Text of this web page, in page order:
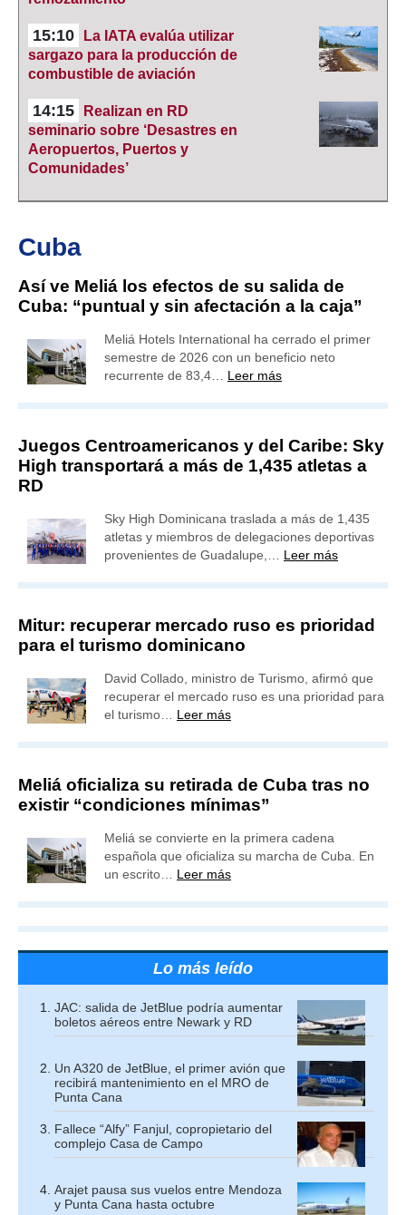
15:10
La IATA evalúa utilizar
sargazo para la producción de
combustible de aviación
14:15
Realizan en RD
seminario sobre ‘Desastres en
Aeropuertos, Puertos y
Comunidades’
Cuba
Así ve Meliá los efectos de su salida de
Cuba: “puntual y sin afectación a la caja”
Meliá Hotels International ha cerrado el primer
semestre de 2026 con un beneficio neto
recurrente de 83,4… Leer más
Juegos Centroamericanos y del Caribe: Sky
High transportará a más de 1,435 atletas a
RD
Sky High Dominicana traslada a más de 1,435
atletas y miembros de delegaciones deportivas
provenientes de Guadalupe,… Leer más
Mitur: recuperar mercado ruso es prioridad
para el turismo dominicano
David Collado, ministro de Turismo, afirmó que
recuperar el mercado ruso es una prioridad para
el turismo… Leer más
Meliá oficializa su retirada de Cuba tras no
existir “condiciones mínimas”
Meliá se convierte en la primera cadena
española que oficializa su marcha de Cuba. En
un escrito… Leer más
Lo más leído
JAC: salida de JetBlue podría aumentar
boletos aéreos entre Newark y RD
Un A320 de JetBlue, el primer avión que
recibirá mantenimiento en el MRO de
Punta Cana
Fallece “Alfy” Fanjul, copropietario del
complejo Casa de Campo
Arajet pausa sus vuelos entre Mendoza
y Punta Cana hasta octubre